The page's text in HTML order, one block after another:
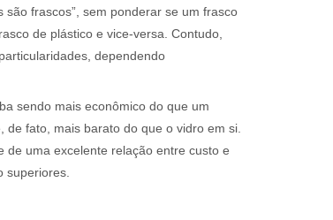
são frascos”, sem ponderar se um frasco
de plástico e vice-versa. Contudo,
dependendo
sendo mais econômico do que um
fato, mais barato do que o vidro em si.
de uma excelente relação entre custo e
superiores.